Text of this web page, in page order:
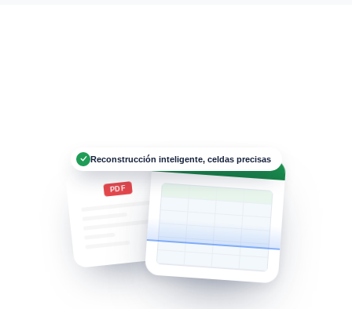
Reconstrucción inteligente, celdas precisas
PDF
Data.xlsx